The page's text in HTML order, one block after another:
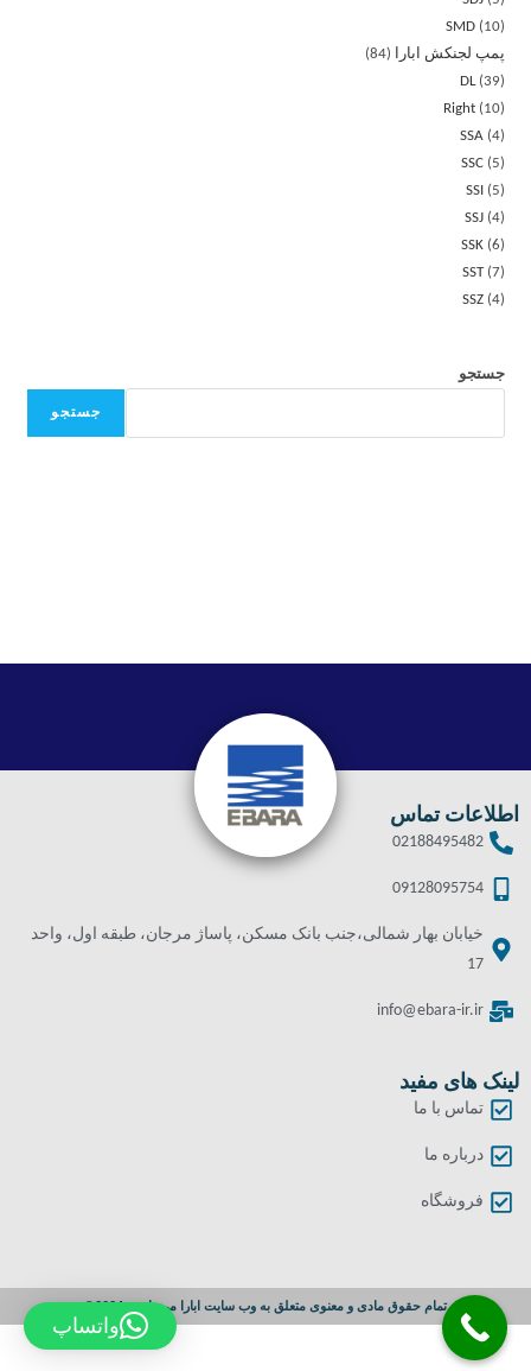
SMD
10
پمپ لجنکش ابارا
84
DL 39
Right
10
SSA 4
SSC
5
SSI
5
SSJ 4
SSK 6
SST 7
SSZ 4
جستجو
جستجو
اطلاعات تماس
02188495482
09128095754
خیابان بهار شمالی،جنب بانک مسکن، پاساژ مرجان، طبقه اول، واحد
17
info@ebara-ir.ir
لینک های مفید
تماس با ما
درباره ما
فروشگاه
تمام حقوق مادی و معنوی متعلق به وب سایت ابارا می باشد. 2024©
واتساپ